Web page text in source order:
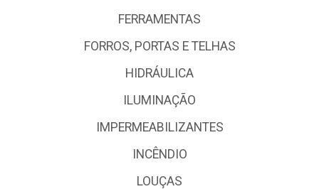
FERRAMENTAS
FORROS, PORTAS E TELHAS
HIDRÁULICA
ILUMINAÇÃO
IMPERMEABILIZANTES
INCÊNDIO
LOUÇAS